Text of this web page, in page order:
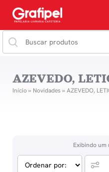
AZEVEDO,
Início» Novidades » AZEVEDO,
Exibindo um